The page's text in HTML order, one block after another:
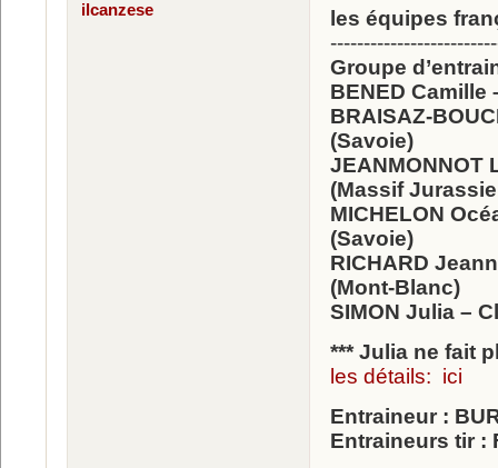
ilcanzese
les équipes
Groupe
BENED Camille
BRAISAZ-
(Savoie)
JEANMONNOT
(Massif
MICHELON
(Savoie)
RICHARD
(Mont-Blanc)
SIMON Julia –
*** Julia ne fait
les détails: ici
Entraineur :
Entraineurs tir :